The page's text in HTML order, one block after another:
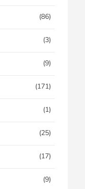
(86)
(3)
(9)
(171)
(1)
(25)
(17)
(9)